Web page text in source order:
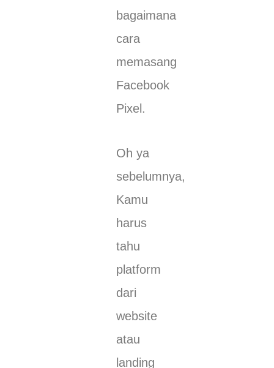
bagaimana
cara
memasang
Facebook
Pixel.
Oh ya
sebelumnya,
Kamu
harus
tahu
platform
dari
website
atau
landing